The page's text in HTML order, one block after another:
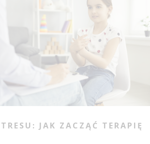
JAK ZACZĄĆ TERAPIĘ